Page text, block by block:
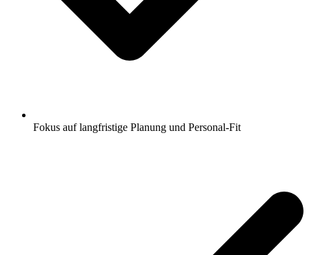
Fokus auf langfristige Planung und Personal-Fit